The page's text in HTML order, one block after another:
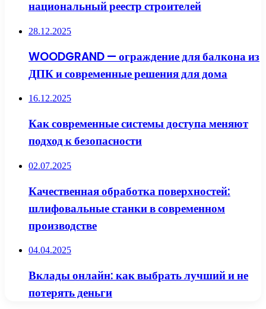
национальный реестр строителей
28.12.2025
WOODGRAND — ограждение для балкона из
ДПК и современные решения для дома
16.12.2025
Как современные системы доступа меняют
подход к безопасности
02.07.2025
Качественная обработка поверхностей:
шлифовальные станки в современном
производстве
04.04.2025
Вклады онлайн: как выбрать лучший и не
потерять деньги